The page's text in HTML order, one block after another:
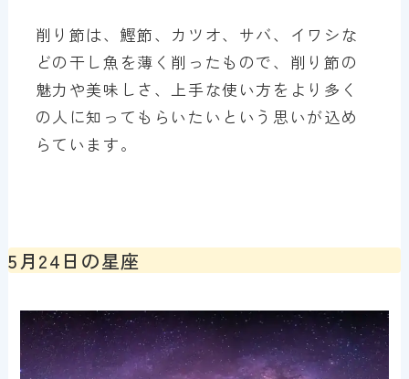
削り節は、鰹節、カツオ、サバ、イワシな
どの干し魚を薄く削ったもので、削り節の
魅力や美味しさ、上手な使い方をより多く
の人に知ってもらいたいという思いが込め
らています。
5月24日の星座